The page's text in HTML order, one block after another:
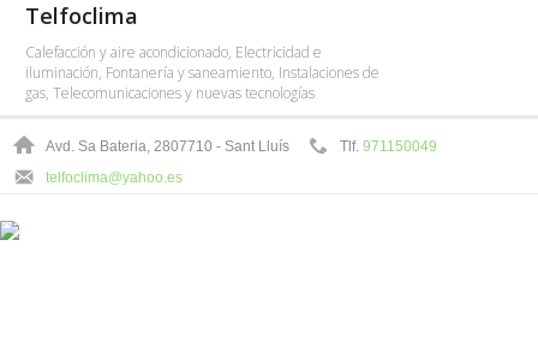
Telfoclima
Calefacción y aire acondicionado, Electricidad e
iluminación, Fontanería y saneamiento, Instalaciones de
gas, Telecomunicaciones y nuevas tecnologías
Avd. Sa Bateria, 2807710 - Sant Lluís Tlf. 971150049
telfoclima@yahoo.es